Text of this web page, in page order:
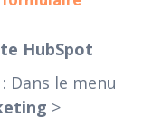
HubSpot
: Dans le menu
>